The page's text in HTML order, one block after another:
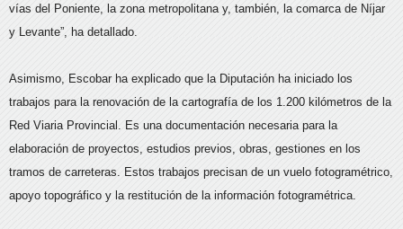
vías del Poniente, la zona metropolitana y, también, la comarca de Níjar
y Levante”, ha detallado.
Asimismo, Escobar ha explicado que la Diputación ha iniciado los
trabajos para la renovación de la cartografía de los 1.200 kilómetros de la
Red Viaria Provincial. Es una documentación necesaria para la
elaboración de proyectos, estudios previos, obras, gestiones en los
tramos de carreteras. Estos trabajos precisan de un vuelo fotogramétrico,
apoyo topográfico y la restitución de la información fotogramétrica.